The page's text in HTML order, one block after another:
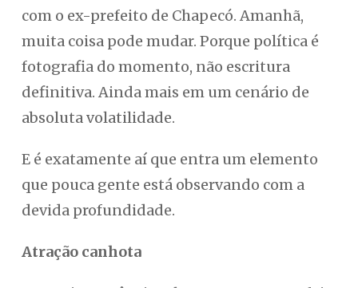
com o ex-prefeito de Chapecó. Amanhã,
muita coisa pode mudar. Porque política é
fotografia do momento, não escritura
definitiva. Ainda mais em um cenário de
absoluta volatilidade.
E é exatamente aí que entra um elemento
que pouca gente está observando com a
devida profundidade.
Atração canhota